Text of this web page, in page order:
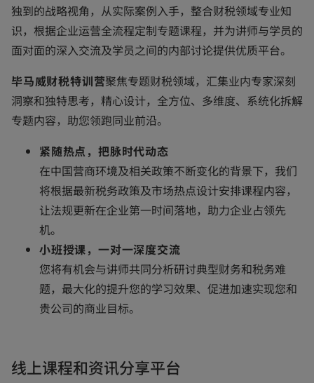
独到的战略视角，从实际案例入手，整合财税领域专业知
识，根据企业运营全流程定制专题课程，并为讲师与学员的
面对面的深入交流及学员之间的内部讨论提供优质平台。
毕马威财税特训营聚焦专题财税领域，汇集业内专家深刻
洞察和独特思考，精心设计，全方位、多维度、系统化拆解
专题内容，助您领跑同业前沿。
紧随热点，把脉时代动态
在中国营商环境及相关政策不断变化的背景下，我们
将根据最新税务政策及市场热点设计安排课程内容，
让法规更新在企业第一时间落地，助力企业占领先
机。
小班授课，一对一深度交流
您将有机会与讲师共同分析研讨典型财务和税务难
题，最大化的提升您的学习效果、促进加速实现您和
贵公司的商业目标。
线上课程和资讯分享平台